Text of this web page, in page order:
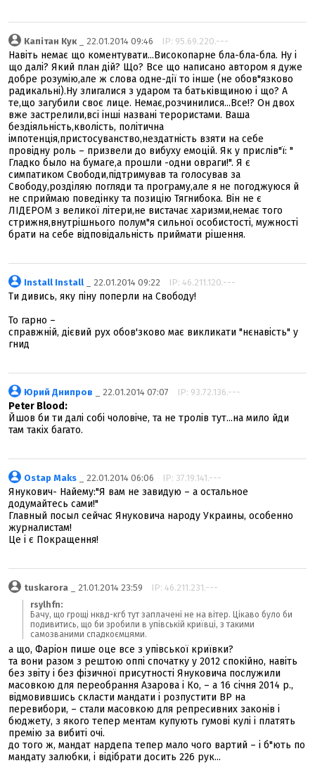
Капітан Кук_ 22.01.2014 09:46 IP: 95.69.220.---
Навіть немає що коментувати...Високопарне бла-бла-бла. Ну і
що далі? Який план дій? Що? Все що написано автором я дуже
добре розумію,але ж слова одне-дії то інше (не обов"язково
радикальні).Ну злигалися з ударом та батьківщиною і що? А
те,що загубили своє лице. Немає,розчинилися...Все!? Он двох
вже застрелили,всі інші названі терористами. Ваша
бездіяльність,кволість, політична
імпотенція,пристосуванство,нездатність взяти на себе
провідну роль – призвели до вибуху емоцій. Як у прислів"ї: "
Гладко было на бумаге,а прошли -одни овраги!". Я є
симпатиком Свободи,підтримував та голосував за
Свободу,розділяю погляди та програму,але я не погоджуюся й
не сприймаю поведінку та позицію Тягнибока. Він не є
ЛІДЕРОМ з великої літери,не вистачає харизми,немає того
стрижня,внутрішнього полум"я сильної особистості, мужності
брати на себе відповідальність приймати рішення.
Install Install _ 22.01.2014 09:22 IP: 46.211.120.---
Ти дивись, яку піну поперли на Свободу!
То гарно –
справжній, дієвий рух обов'зково має викликати "нєнавість" у
гнид
Юрий Днипров _ 22.01.2014 07:07 IP: 93.72.136.---
Peter Blood:
Йшов би ти далі собі чоловіче, та не тролів тут...на мило йди
там такіх багато.
Ostap Maks _ 22.01.2014 06:06 IP: 37.19.141.---
Янукович- Найему:"Я вам не завидую – а остальное
додумайтесь сами!"
Главный посыл сейчас Януковича народу Украины, особенно
журналистам!
Це і є Покращення!
tuskarora _ 21.01.2014 23:59 IP: 46.211.231.---
rsylhfn:
Бачу, що грощі нквд-кгб тут заплачені не на вітер. Цікаво було би
подивитись, що би зробили в упівській криївці, з такими
самозваними спадкоємцями.
а що, Фаріон пише оце все з упівської криївки?
та вони разом з рештою оппі спочатку у 2012 спокійно, навіть
без звіту і без фізичної присутності Януковича послужили
масовкою для переобрання Азарова і Ко, – а 16 січня 2014 р.,
відмовившись скласти мандати і розпустити ВР на
перевибори, – стали масовкою для репресивних законів і
бюджету, з якого тепер ментам купують гумові кулі і платять
премію за вибиті очі.
до того ж, мандат нардепа тепер мало чого вартий – і б"ють по
мандату залюбки, і відібрати досить 226 рук...